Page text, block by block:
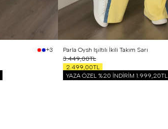
+3
Parla Oysh Işıltılı İkili Takım Sarı
3.449,00TL
2.499,00TL
YAZA ÖZEL %20 İNDİRİM 1.999,20TL